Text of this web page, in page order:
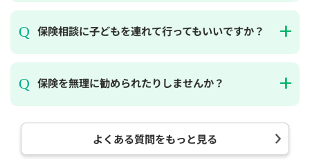
保険相談に子どもを連れて行ってもいいですか？
保険を無理に勧められたりしませんか？
よくある質問をもっと見る